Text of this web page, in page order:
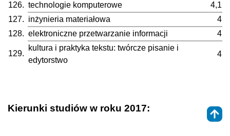
126. technologie komputerowe
4,1
127. inżynieria materiałowa
4
128. elektroniczne przetwarzanie informacji 4
129.
kultura i praktyka tekstu: twórcze pisanie i
edytorstwo
4
Kierunki studiów w roku 2017: